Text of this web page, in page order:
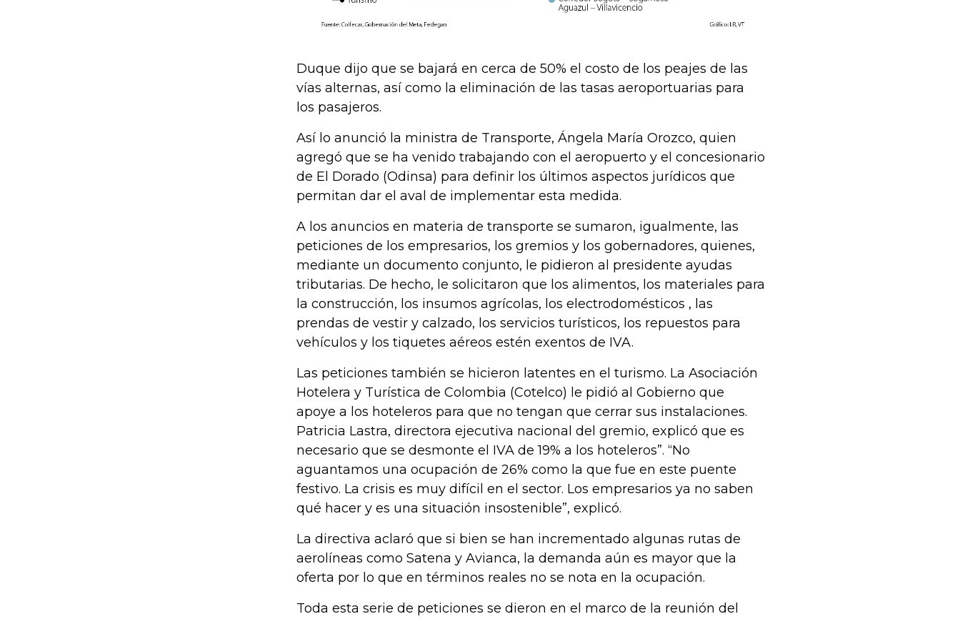
Duque dijo que se bajará en cerca de 50% el costo de los peajes de las
vías alternas, así como la eliminación de las tasas aeroportuarias para
los pasajeros.
Así lo anunció la ministra de Transporte, Ángela María Orozco, quien
agregó que se ha venido trabajando con el aeropuerto y el concesionario
de El Dorado (Odinsa) para definir los últimos aspectos jurídicos que
permitan dar el aval de implementar esta medida.
A los anuncios en materia de transporte se sumaron, igualmente, las
peticiones de los empresarios, los gremios y los gobernadores, quienes,
mediante un documento conjunto, le pidieron al presidente ayudas
tributarias. De hecho, le solicitaron que los alimentos, los materiales para
la construcción, los insumos agrícolas, los electrodomésticos , las
prendas de vestir y calzado, los servicios turísticos, los repuestos para
vehículos y los tiquetes aéreos estén exentos de IVA.
Las peticiones también se hicieron latentes en el turismo. La Asociación
Hotelera y Turística de Colombia (Cotelco) le pidió al Gobierno que
apoye a los hoteleros para que no tengan que cerrar sus instalaciones.
Patricia Lastra, directora ejecutiva nacional del gremio, explicó que es
necesario que se desmonte el IVA de 19% a los hoteleros”. “No
aguantamos una ocupación de 26% como la que fue en este puente
festivo. La crisis es muy difícil en el sector. Los empresarios ya no saben
qué hacer y es una situación insostenible”, explicó.
La directiva aclaró que si bien se han incrementado algunas rutas de
aerolíneas como Satena y Avianca, la demanda aún es mayor que la
oferta por lo que en términos reales no se nota en la ocupación.
Toda esta serie de peticiones se dieron en el marco de la reunión del